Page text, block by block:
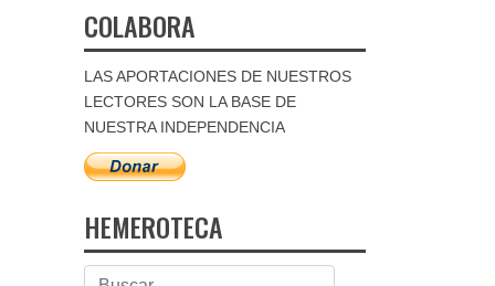
COLABORA
LAS APORTACIONES DE NUESTROS
LECTORES SON LA BASE DE
NUESTRA INDEPENDENCIA
HEMEROTECA